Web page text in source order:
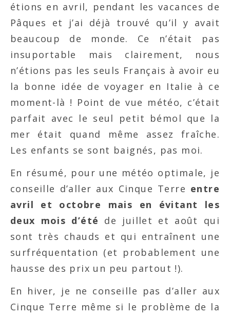
étions en avril, pendant les vacances de
Pâques et j’ai déjà trouvé qu’il y avait
beaucoup de monde. Ce n’était pas
insuportable mais clairement, nous
n’étions pas les seuls Français à avoir eu
la bonne idée de voyager en Italie à ce
moment-là ! Point de vue météo, c’était
parfait avec le seul petit bémol que la
mer était quand même assez fraîche.
Les enfants se sont baignés, pas moi.
En résumé, pour une météo optimale, je
conseille d’aller aux Cinque Terre entre
avril et octobre mais en évitant les
deux mois d’été de juillet et août qui
sont très chauds et qui entraînent une
surfréquentation (et probablement une
hausse des prix un peu partout !).
En hiver, je ne conseille pas d’aller aux
Cinque Terre même si le problème de la